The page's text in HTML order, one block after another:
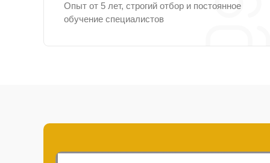
Опыт от 5 лет, строгий отбор и постоянное
обучение специалистов